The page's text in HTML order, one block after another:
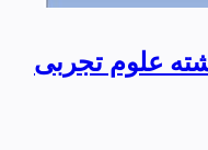
علوم تجربی